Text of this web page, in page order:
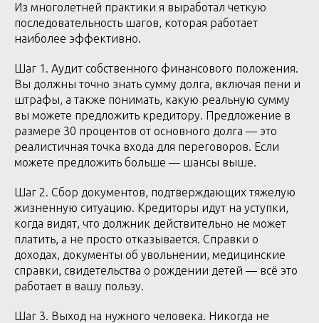
Из многолетней практики я выработал четкую
последовательность шагов, которая работает
наиболее эффективно.
Шаг 1. Аудит собственного финансового положения.
Вы должны точно знать сумму долга, включая пени и
штрафы, а также понимать, какую реальную сумму
вы можете предложить кредитору. Предложение в
размере 30 процентов от основного долга — это
реалистичная точка входа для переговоров. Если
можете предложить больше — шансы выше.
Шаг 2. Сбор документов, подтверждающих тяжелую
жизненную ситуацию. Кредиторы идут на уступки,
когда видят, что должник действительно не может
платить, а не просто отказывается. Справки о
доходах, документы об увольнении, медицинские
справки, свидетельства о рождении детей — всё это
работает в вашу пользу.
Шаг 3. Выход на нужного человека. Никогда не